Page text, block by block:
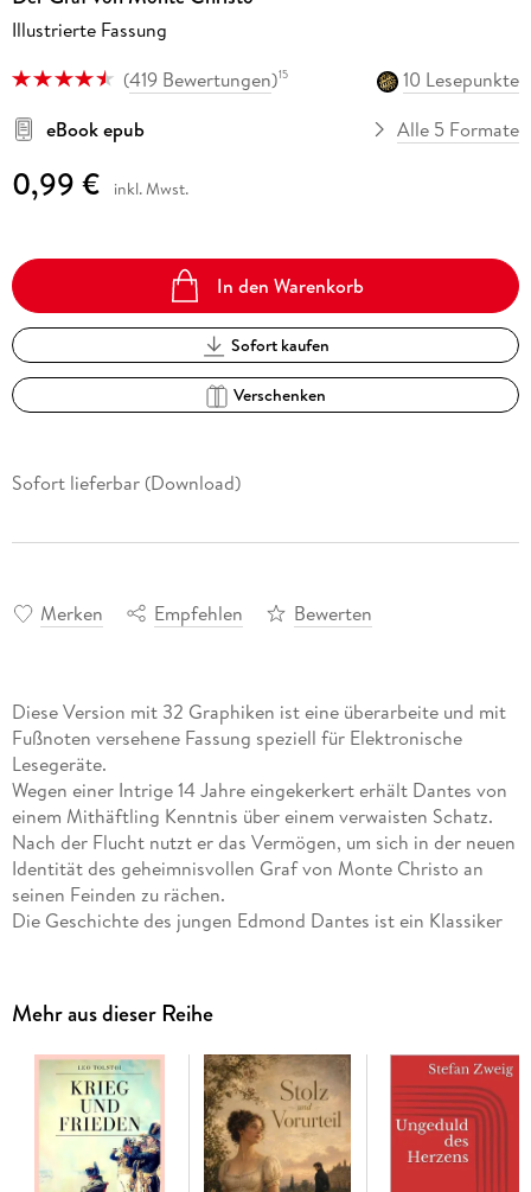
Illustrierte Fassung
(419 Bewertungen)15
10 Lesepunkte
eBook epub
Alle 5 Formate
0,99 € inkl. Mwst.
In den Warenkorb
Sofort kaufen
Verschenken
Sofort lieferbar (Download)
Merken Empfehlen Bewerten
Diese Version mit 32 Graphiken ist eine überarbeite und mit
Fußnoten versehene Fassung speziell für Elektronische
Lesegeräte.
Wegen einer Intrige 14 Jahre eingekerkert erhält Dantes von
einem Mithäftling Kenntnis über einem verwaisten Schatz.
Nach der Flucht nutzt er das Vermögen, um sich in der neuen
Identität des geheimnisvollen Graf von Monte Christo an
seinen Feinden zu rächen.
Die Geschichte des jungen Edmond Dantes ist ein Klassiker
Zwischen 1844 und 1846 veröffentlichte Dumas den Graf von
Monte Christo als Fortsetzungsroman in der Zeitschrift Le
Journal des debats und erzielte damit ungeahnten Erfolg.
Noch bevor der Roman fertiggestellt war, erschienen bereits
die ersten Nachdrucke.
Die Geschichte spielt in der Zeit nach der Französischen
Revolution in den Jahren 1814 bis 1838. Napoleons Stern ist
untergegangen, und die Restauration unter den Königen
Mehr aus dieser Reihe